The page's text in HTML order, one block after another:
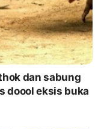
dan sabung
doool eksis buka